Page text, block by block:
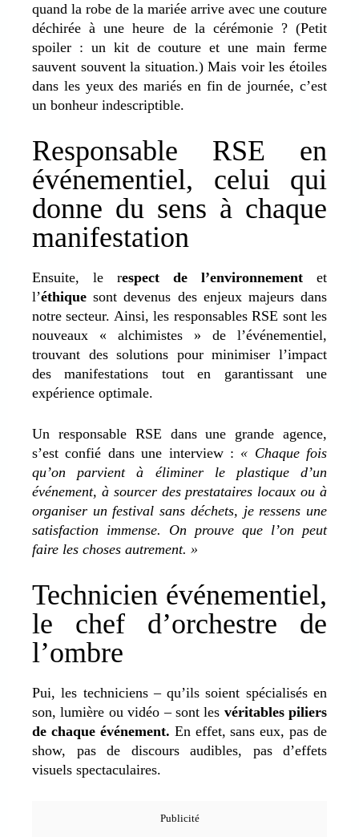
quand la robe de la mariée arrive avec une couture
déchirée à une heure de la cérémonie ? (Petit
spoiler : un kit de couture et une main ferme
sauvent souvent la situation.) Mais voir les étoiles
dans les yeux des mariés en fin de journée, c’est
un bonheur indescriptible.
Responsable RSE en
événementiel, celui qui
donne du sens à chaque
manifestation
Ensuite, le respect de l’environnement et
l’éthique sont devenus des enjeux majeurs dans
notre secteur. Ainsi, les responsables RSE sont les
nouveaux « alchimistes » de l’événementiel,
trouvant des solutions pour minimiser l’impact
des manifestations tout en garantissant une
expérience optimale.
Un responsable RSE dans une grande agence,
s’est confié dans une interview : « Chaque fois
qu’on parvient à éliminer le plastique d’un
événement, à sourcer des prestataires locaux ou à
organiser un festival sans déchets, je ressens une
satisfaction immense. On prouve que l’on peut
faire les choses autrement. »
Technicien événementiel,
le chef d’orchestre de
l’ombre
Pui, les techniciens – qu’ils soient spécialisés en
son, lumière ou vidéo – sont les véritables piliers
de chaque événement. En effet, sans eux, pas de
show, pas de discours audibles, pas d’effets
visuels spectaculaires.